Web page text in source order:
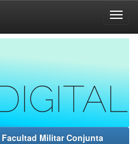
Militar Conjunta